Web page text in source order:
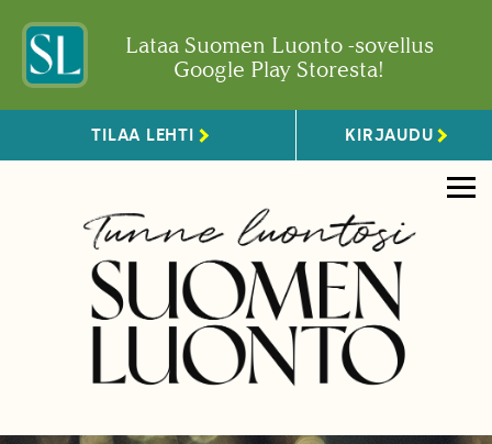
Lataa Suomen Luonto -sovellus
Google Play Storesta!
TILAA LEHTI KIRJAUDU